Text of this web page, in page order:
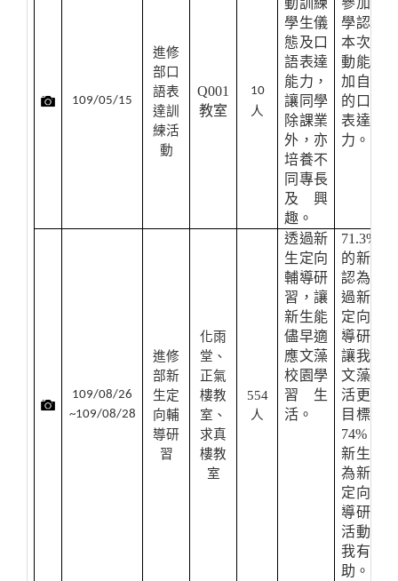
109/05/15
進修
部口
語表
達訓
練活
動
Q001
教室
10
人
動訓練
學生儀
態及口
語表達
能力，
讓同學
除課業
外，亦
培養不
同專長
及興
趣。
參加同
學認為
本次活
動能增
加自己
的口語
表達能
力。
109/08/26
~109/08/28
進修
部新
生定
向輔
導研
習
化雨
堂、
正氣
樓教
室、
求真
樓教
室
554
人
透過新
生定向
輔導研
習，讓
新生能
儘早適
應文藻
校園學
習生
活。
71.3%
的新生
認為透
過新生
定向輔
導研習
讓我對
文藻生
活更有
目標；
74%的
新生認
為新生
定向輔
導研習
活動對
我有幫
助。